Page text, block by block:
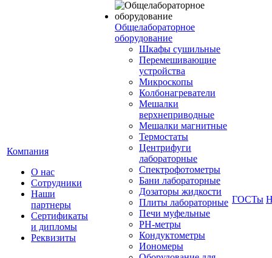
Компания
О нас
Сотрудники
Наши
партнеры
Сертификаты
и дипломы
Реквизиты
Общелабораторное
оборудование
Шкафы сушильные
Перемешивающие
устройства
Микроскопы
Колбонагреватели
Мешалки
верхнеприводные
Мешалки магнитные
Термостаты
Центрифуги
лабораторные
Спектрофотометры
Бани лабораторные
Дозаторы жидкости
Плиты лабораторные
Печи муфельные
РН-метры
Кондуктометры
Иономеры
ГОСТы